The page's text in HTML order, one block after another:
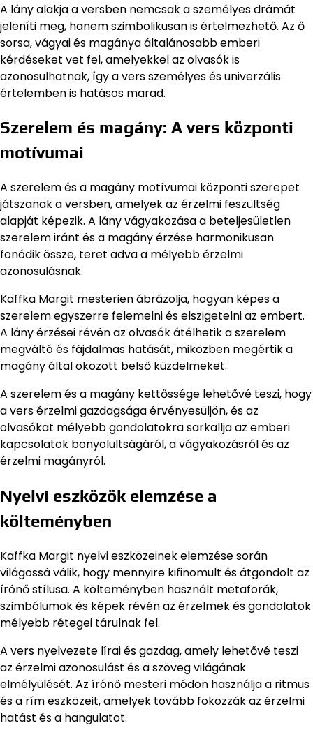
A lány alakja a versben nemcsak a személyes drámát
jeleníti meg, hanem szimbolikusan is értelmezhető. Az ő
sorsa, vágyai és magánya általánosabb emberi
kérdéseket vet fel, amelyekkel az olvasók is
azonosulhatnak, így a vers személyes és univerzális
értelemben is hatásos marad.
Szerelem és magány: A vers központi
motívumai
A szerelem és a magány motívumai központi szerepet
játszanak a versben, amelyek az érzelmi feszültség
alapját képezik. A lány vágyakozása a beteljesületlen
szerelem iránt és a magány érzése harmonikusan
fonódik össze, teret adva a mélyebb érzelmi
azonosulásnak.
Kaffka Margit mesterien ábrázolja, hogyan képes a
szerelem egyszerre felemelni és elszigetelni az embert.
A lány érzései révén az olvasók átélhetik a szerelem
megváltó és fájdalmas hatását, miközben megértik a
magány által okozott belső küzdelmeket.
A szerelem és a magány kettőssége lehetővé teszi, hogy
a vers érzelmi gazdagsága érvényesüljön, és az
olvasókat mélyebb gondolatokra sarkallja az emberi
kapcsolatok bonyolultságáról, a vágyakozásról és az
érzelmi magányról.
Nyelvi eszközök elemzése a
költeményben
Kaffka Margit nyelvi eszközeinek elemzése során
világossá válik, hogy mennyire kifinomult és átgondolt az
írónő stílusa. A költeményben használt metaforák,
szimbólumok és képek révén az érzelmek és gondolatok
mélyebb rétegei tárulnak fel.
A vers nyelvezete lírai és gazdag, amely lehetővé teszi
az érzelmi azonosulást és a szöveg világának
elmélyülését. Az írónő mesteri módon használja a ritmus
és a rím eszközeit, amelyek tovább fokozzák az érzelmi
hatást és a hangulatot.